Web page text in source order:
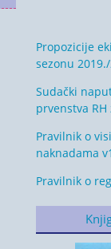
Propozicije
sezonu
Sudački
prvenstva RH
Pravilnik o
naknadama
Pravilnik o